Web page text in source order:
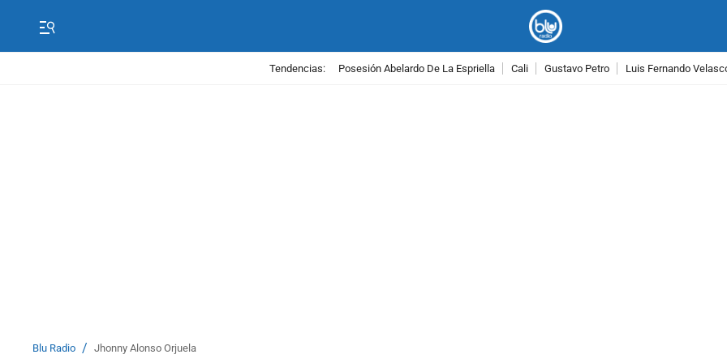
Tendencias: Posesión Abelardo De La Espriella Cali Gustavo Petro Luis Fernando
Blu Radio / Jhonny Alonso Orjuela